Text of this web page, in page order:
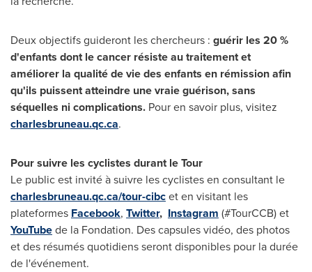
Deux objectifs guideront les chercheurs : guérir les 20 %
d'enfants dont le cancer résiste au traitement et
améliorer la qualité de vie des enfants en rémission afin
qu'ils puissent atteindre une vraie guérison, sans
séquelles ni complications. Pour en savoir plus, visitez
charlesbruneau.qc.ca.
Pour suivre les cyclistes durant le Tour
Le public est invité à suivre les cyclistes en consultant le
charlesbruneau.qc.ca/tour-cibcet en visitant les
plateformes Facebook, Twitter, Instagram (#TourCCB) et
YouTubede la Fondation. Des capsules vidéo, des photos
et des résumés quotidiens seront disponibles pour la durée
de l'événement.